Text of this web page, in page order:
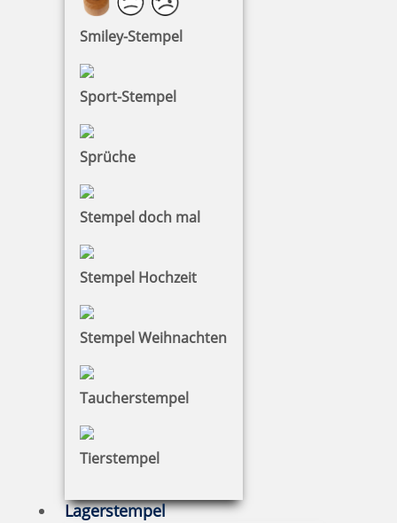
Smiley-Stempel
Sport-Stempel
Sprüche
Stempel doch mal
Stempel Hochzeit
Stempel Weihnachten
Taucherstempel
Tierstempel
Lagerstempel
Charity Aktion Colop Printer30 Textstempel 46 x 17 mm
Jetzt gestalten
Charity Aktion Colop Printer 40 Textstempel 58 x 22 mm
zzgl. 19 % Mwst.